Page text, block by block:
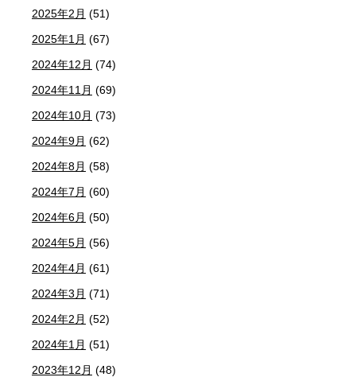
2025年2月 (51)
2025年1月 (67)
2024年12月 (74)
2024年11月 (69)
2024年10月 (73)
2024年9月 (62)
2024年8月 (58)
2024年7月 (60)
2024年6月 (50)
2024年5月 (56)
2024年4月 (61)
2024年3月 (71)
2024年2月 (52)
2024年1月 (51)
2023年12月 (48)